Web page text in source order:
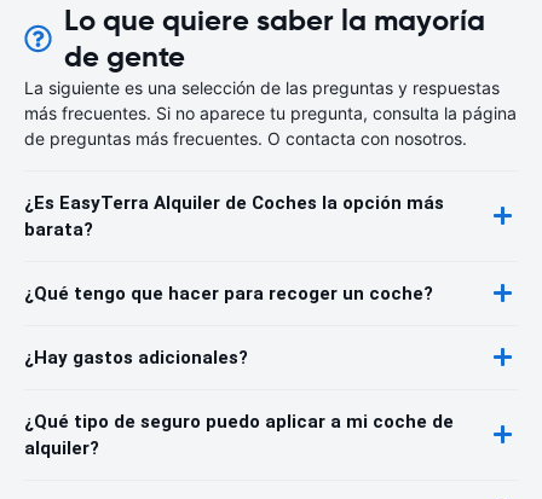
Lo que quiere saber la mayoría
de gente
La siguiente es una selección de las preguntas y respuestas
más frecuentes. Si no aparece tu pregunta, consulta la página
de preguntas más frecuentes. O contacta con nosotros.
¿Es EasyTerra Alquiler de Coches la opción más
barata?
¿Qué tengo que hacer para recoger un coche?
¿Hay gastos adicionales?
¿Qué tipo de seguro puedo aplicar a mi coche de
alquiler?